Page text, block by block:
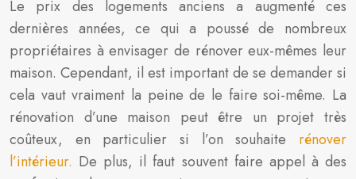
Le prix des logements anciens a augmenté ces
dernières années, ce qui a poussé de nombreux
propriétaires à envisager de rénover eux-mêmes leur
maison. Cependant, il est important de se demander si
cela vaut vraiment la peine de le faire soi-même. La
rénovation d’une maison peut être un projet très
coûteux, en particulier si l’on souhaite rénover
l’intérieur. De plus, il faut souvent faire appel à des